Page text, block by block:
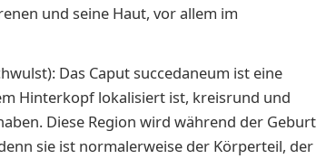
und seine Haut, vor allem im
Das Caput succedaneum ist eine
Hinterkopf lokalisiert ist, kreisrund und
Diese Region wird während der Geburt
sie ist normalerweise der Körperteil, der